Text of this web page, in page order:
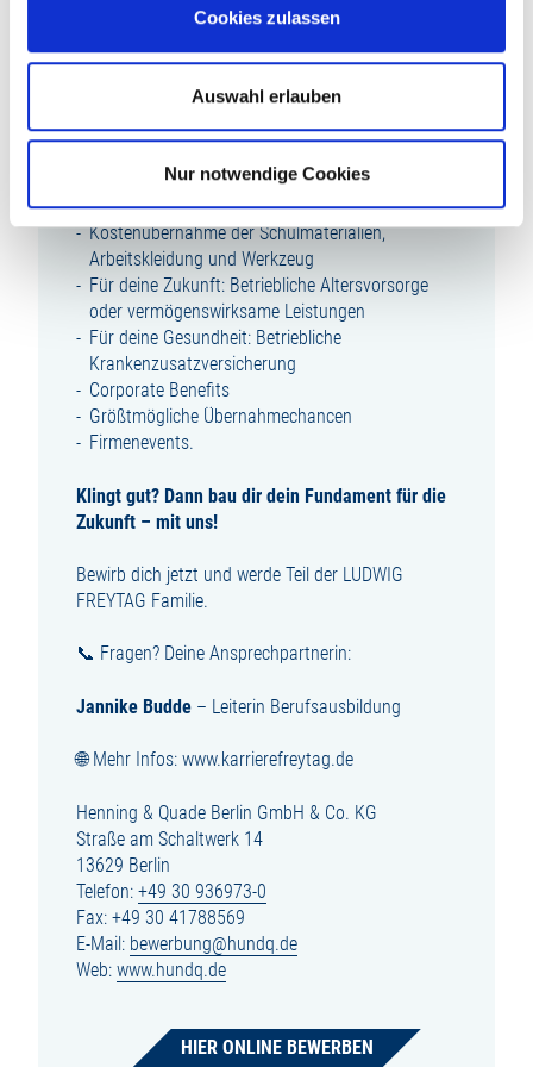
Cookies zulassen
Auswahl erlauben
Nur notwendige Cookies
Zuverlässigkeit und Lust auf Bau
WAS DICH BEI UNS ERWARTET:
Abwechslungsreiche Ausbildung
Zusätzliches Urlaubsgeld
Firmenfitness mit Egym Wellpass
Kostenübernahme der Schulmaterialien,
Arbeitskleidung und Werkzeug
Für deine Zukunft: Betriebliche Altersvorsorge
oder vermögenswirksame Leistungen
Für deine Gesundheit: Betriebliche
Krankenzusatzversicherung
Corporate Benefits
Größtmögliche Übernahmechancen
Firmenevents.
Klingt gut? Dann bau dir dein Fundament für die
Zukunft – mit uns!
Bewirb dich jetzt und werde Teil der LUDWIG
FREYTAG Familie.
📞 Fragen? Deine Ansprechpartnerin:
Jannike Budde – Leiterin Berufsausbildung
🌐 Mehr Infos: www.karrierefreytag.de
Henning & Quade Berlin GmbH & Co. KG
Straße am Schaltwerk 14
13629 Berlin
Telefon: +49 30 936973-0
Fax: +49 30 41788569
E-Mail: bewerbung@hundq.de
Web: www.hundq.de
HIER ONLINE BEWERBEN